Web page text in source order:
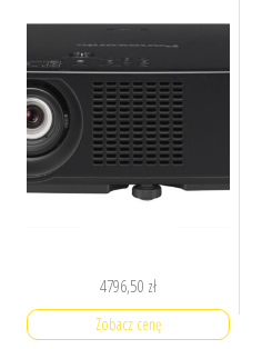
4796,50 zł
Zobacz cenę